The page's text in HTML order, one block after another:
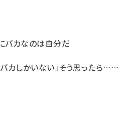
バカなのは自分だ
カしかいない」そう思ったら……